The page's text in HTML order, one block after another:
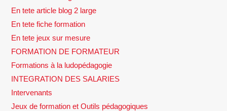
En tete article blog 2 large
En tete fiche formation
En tete jeux sur mesure
FORMATION DE FORMATEUR
Formations à la ludopédagogie
INTEGRATION DES SALARIES
Intervenants
Jeux de formation et Outils pédagogiques